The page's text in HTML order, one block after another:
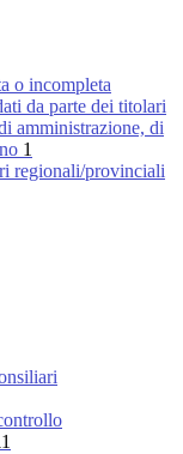
o incompleta
da parte dei titolari
amministrazione, di
1
regionali/provinciali